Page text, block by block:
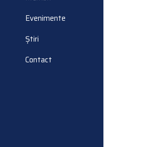
Evenimente
Știri
Contact